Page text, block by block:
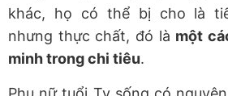
khác, họ có thể bị cho là
nhưng thực chất, đó là một
minh trong chi tiêu.